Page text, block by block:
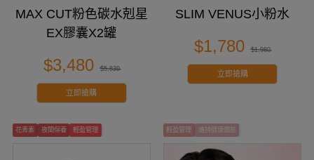
MAX CUT粉色碳水剋星
EX膠囊X2罐
$3,480 $5,839
立即搶購
SLIM VENUS小粉水
$1,780 $1,980
立即搶購
花青素 夜間保養 輕盈管理 輕盈管理 維持健康體態